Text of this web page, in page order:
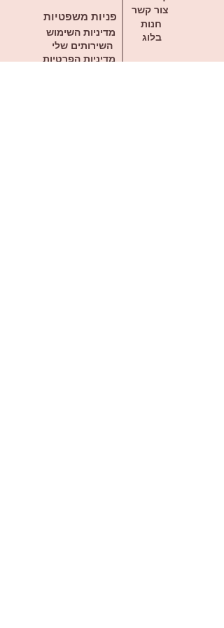
צור קשר פניות משפטיות
מדיניות השימוש
השירותים שלי
מדיניות הפרטיות
חנות
בלוג